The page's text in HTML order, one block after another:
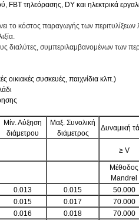
FBT τηλεόρασης, DY και ηλεκτρικά
το κόστος παραγωγής των
διαλύτες, συμπεριλαμβανομένων των
οικιακές συσκευές, παιχνίδια κλπ.)
Μίν. Αύξηση
διάμετρου
Μαξ. Συνολική
διάμετρος
Δυναμική
≥ V
Μέθοδος
Mandrel
0.013 0.015 50.000
0.015 0.017 70.000
0.016 0.018 70.000